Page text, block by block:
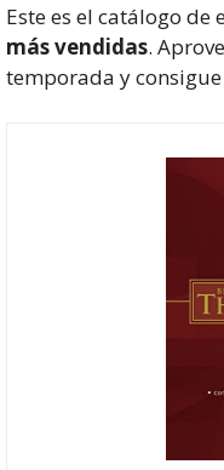
Este es el catálogo de
más vendidas.
temporada y